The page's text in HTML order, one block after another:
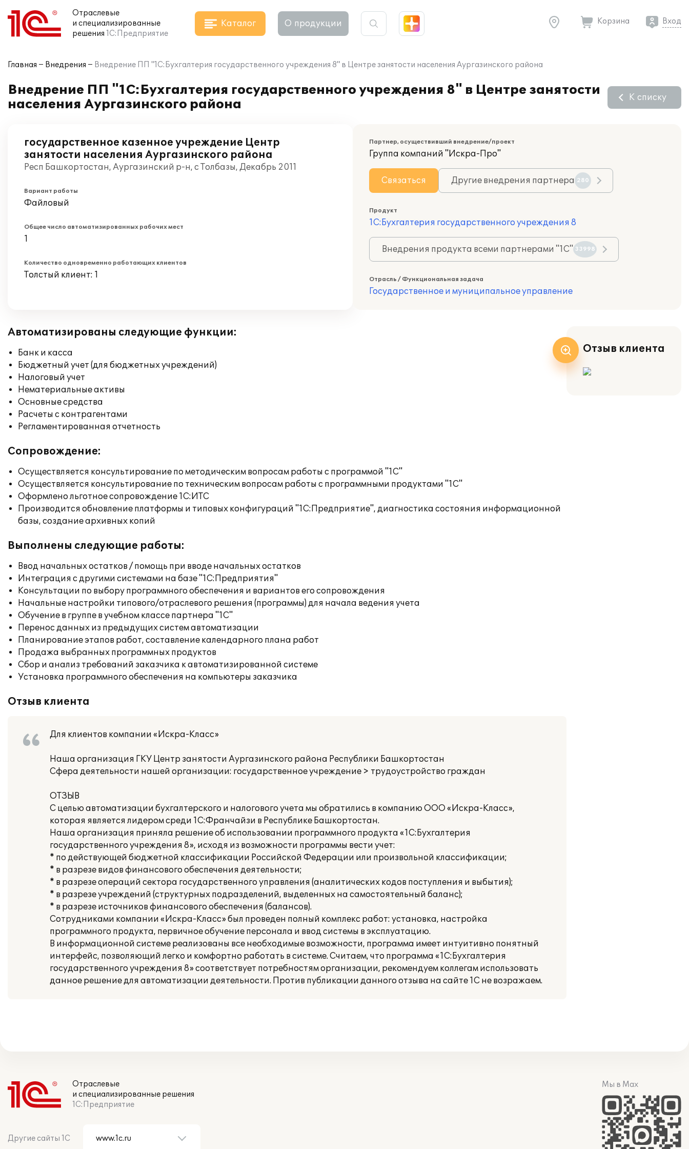
Отраслевые
и специализированные
решения 1С:Предприятие
Каталог О продукции Корзина Вход
Главная Внедрения Внедрение ПП "1С:Бухгалтерия государственного учреждения 8" в Центре занятости населения Аургазинского района
Внедрение ПП "1С:Бухгалтерия государственного учреждения 8" в Центре занятости
населения Аургазинского района
К списку
государственное казенное учреждение Центр
занятости населения Аургазинского района
Респ Башкортостан, Аургазинский р-н, с Толбазы, Декабрь 2011
Вариант работы
Файловый
Общее число автоматизированных рабочих мест
1
Количество одновременно работающих клиентов
Толстый клиент: 1
Партнер, осуществивший внедрение/проект
Группа компаний "Искра-Про"
Связаться Другие внедрения партнера 280
Продукт
1С:Бухгалтерия государственного учреждения 8
Внедрения продукта всеми партнерами "1С" 33998
Отрасль / Функциональная задача
Государственное и муниципальное управление
Автоматизированы следующие функции:
Банк и касса
Бюджетный учет (для бюджетных учреждений)
Налоговый учет
Нематериальные активы
Основные средства
Расчеты с контрагентами
Регламентированная отчетность
Сопровождение:
Осуществляется консультирование по методическим вопросам работы с программой "1С"
Осуществляется консультирование по техническим вопросам работы с программными продуктами "1С"
Оформлено льготное сопровождение 1С:ИТС
Производится обновление платформы и типовых конфигураций "1С:Предприятие", диагностика состояния информационной
базы, создание архивных копий
Выполнены следующие работы:
Ввод начальных остатков / помощь при вводе начальных остатков
Интеграция с другими системами на базе "1С:Предприятия"
Консультации по выбору программного обеспечения и вариантов его сопровождения
Начальные настройки типового/отраслевого решения (программы) для начала ведения учета
Обучение в группе в учебном классе партнера "1С"
Перенос данных из предыдущих систем автоматизации
Планирование этапов работ, составление календарного плана работ
Продажа выбранных программных продуктов
Сбор и анализ требований заказчика к автоматизированной системе
Установка программного обеспечения на компьютеры заказчика
Отзыв клиента
Для клиентов компании «Искра-Класс»
Наша организация ГКУ Центр занятости Аургазинского района Республики Башкортостан
Сфера деятельности нашей организации: государственное учреждение > трудоустройство граждан
ОТЗЫВ
С целью автоматизации бухгалтерского и налогового учета мы обратились в компанию ООО «Искра-Класс»,
которая является лидером среди 1С:Франчайзи в Республике Башкортостан.
Наша организация приняла решение об использовании программного продукта «1С:Бухгалтерия
государственного учреждения 8», исходя из возможности программы вести учет:
* по действующей бюджетной классификации Российской Федерации или произвольной классификации;
* в разрезе видов финансового обеспечения деятельности;
* в разрезе операций сектора государственного управления (аналитических кодов поступления и выбытия);
* в разрезе учреждений (структурных подразделений, выделенных на самостоятельный баланс);
* в разрезе источников финансового обеспечения (балансов).
Сотрудниками компании «Искра-Класс» был проведен полный комплекс работ: установка, настройка
программного продукта, первичное обучение персонала и ввод системы в эксплуатацию.
В информационной системе реализованы все необходимые возможности, программа имеет интуитивно понятный
интерфейс, позволяющий легко и комфортно работать в системе. Считаем, что программа «1С:Бухгалтерия
государственного учреждения 8» соответствует потребностям организации, рекомендуем коллегам использовать
данное решение для автоматизации деятельности. Против публикации данного отзыва на сайте 1С не возражаем.
Отзыв клиента
Отраслевые
и специализированные решения
1С:Предприятие
Другие сайты 1С
Мы в Max